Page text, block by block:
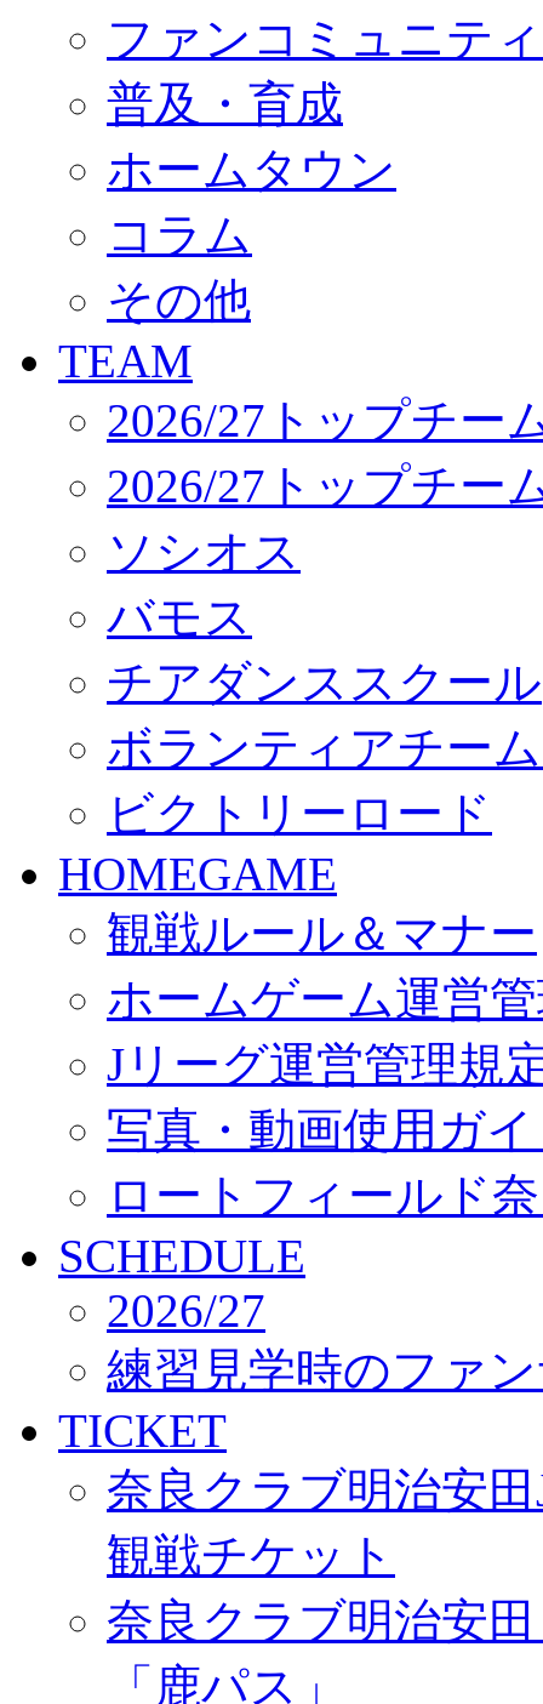
コーチ&スタッフ
ジュニア
ジュニアユース
ユース
練習拠点（ナラディーア）
SCHOOL
CLUB
パートナー募集
クラブ理念
サステナビリティ
Web制作支援
応援プロジェクト
ファンコミュニティ
普及・育成
ホームタウン
コラム
その他
TEAM
2026/27トップチー
2026/27トップチー
ソシオス
バモス
チアダンススクール
ボランティアチー
ビクトリーロード
HOMEGAME
観戦ルール＆マナー
ホームゲーム運営
Jリーグ運営管理規
写真・動画使用ガ
ロートフィールド
SCHEDULE
2026/27
練習見学時のファ
TICKET
奈良クラブ明治安
観戦チケット
奈良クラブ明治安
「鹿パス」